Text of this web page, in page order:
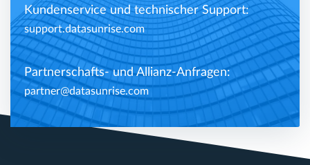
Kundenservice und technischer Support:
support.datasunrise.com
Partnerschafts- und Allianz-Anfragen:
partner@datasunrise.com